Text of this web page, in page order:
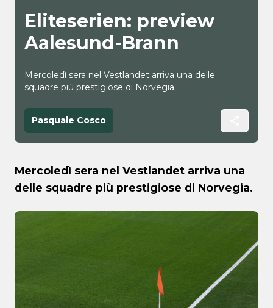
Eliteserien: preview
Aalesund-Brann
Mercoledì sera nel Vestlandet arriva una delle
squadre più prestigiose di Norvegia
Pasquale Cosco
Mercoledì sera nel Vestlandet arriva una
delle squadre più prestigiose di Norvegia.